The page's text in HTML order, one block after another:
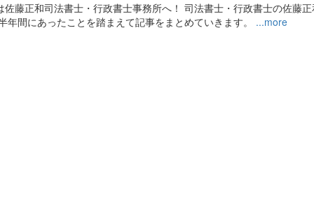
藤正和司法書士・行政書士事務所へ！ 司法書士・行政書士の佐藤
間にあったことを踏まえて記事をまとめていきます。 ...more